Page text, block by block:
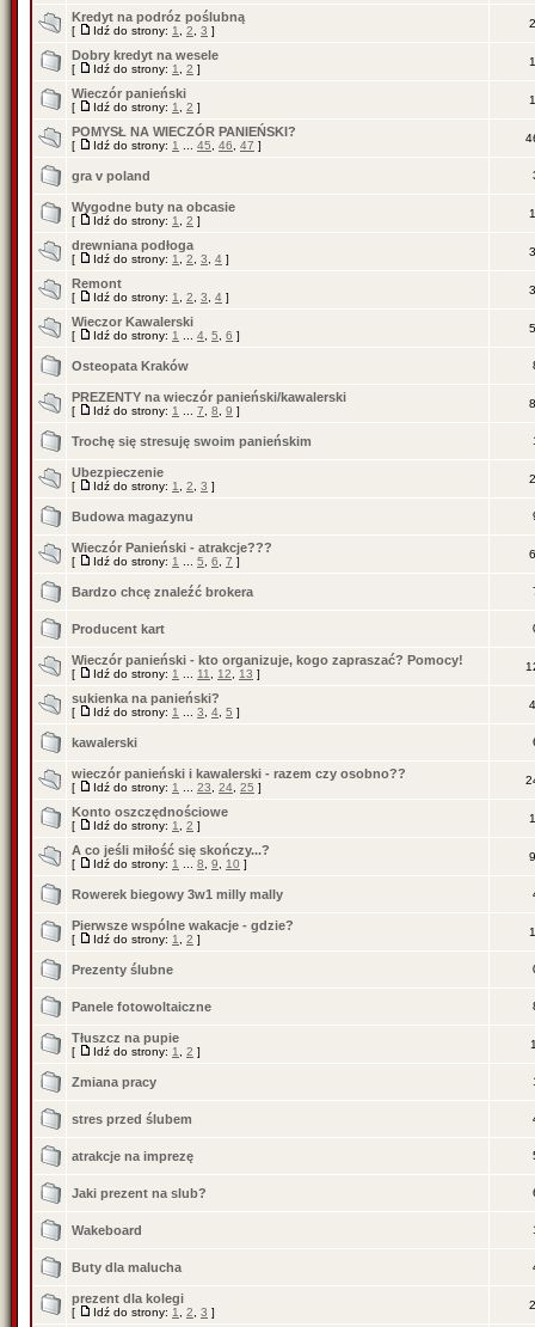
Kredyt na podróz poślubną
[ Idź do strony: 1 2 3 ]
Dobry kredyt na wesele
[ Idź do strony: 1 2 ]
Wieczór panieński
[ Idź do strony: 1 2 ]
POMYSŁ NA WIECZÓR PANIEŃSKI?
[ Idź do strony: 1 45 46 47 ]
gra v poland
Wygodne buty na obcasie
[ Idź do strony: 1 2 ]
drewniana podłoga
[ Idź do strony: 1 2 3 4 ]
Remont
[ Idź do strony: 1 2 3 4 ]
Wieczor Kawalerski
[ Idź do strony: 1 4 5 6 ]
Osteopata Kraków
PREZENTY na wieczór panieński/kawalerski
[ Idź do strony: 1 7 8 9 ]
Trochę się stresuję swoim panieńskim
Ubezpieczenie
[ Idź do strony: 1 2 3 ]
Budowa magazynu
Wieczór Panieński - atrakcje???
[ Idź do strony: 1 5 6 7 ]
Bardzo chcę znaleźć brokera
Producent kart
Wieczór panieński - kto organizuje, kogo zapraszać? Pomocy!
[ Idź do strony: 1 11 12 13 ]
sukienka na panieński?
[ Idź do strony: 1 3 4 5 ]
kawalerski
wieczór panieński i kawalerski - razem czy osobno??
[ Idź do strony: 1 23 24 25 ]
Konto oszczędnościowe
[ Idź do strony: 1 2 ]
A co jeśli miłość się skończy...?
[ Idź do strony: 1 8 9 10 ]
Rowerek biegowy 3w1 milly mally
Pierwsze wspólne wakacje - gdzie?
[ Idź do strony: 1 2 ]
Prezenty ślubne
Panele fotowoltaiczne
Tłuszcz na pupie
[ Idź do strony: 1 2 ]
Zmiana pracy
stres przed ślubem
atrakcje na imprezę
Jaki prezent na slub?
Wakeboard
Buty dla malucha
prezent dla kolegi
[ Idź do strony: 1 2 3 ]